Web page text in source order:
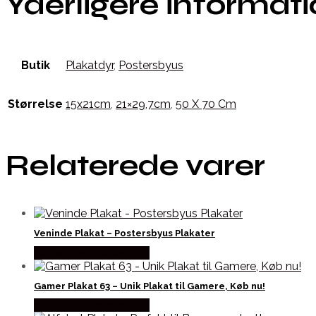
Butik Plakatdyr, Postersbyus
Størrelse 15x21cm, 21×29,7cm, 50 X 70 Cm
Relaterede varer
Veninde Plakat – Postersbyus Plakater
Gamer Plakat 63 – Unik Plakat til Gamere, Køb nu!